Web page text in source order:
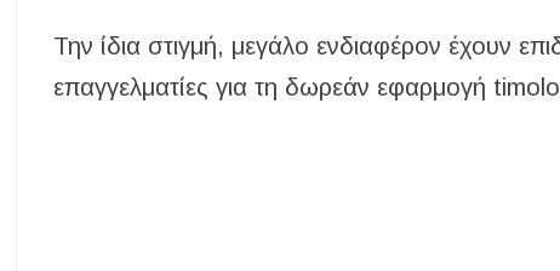
Την ίδια στιγμή, μεγάλο ενδιαφέρον έχουν
επαγγελματίες για τη δωρεάν εφαρμογή